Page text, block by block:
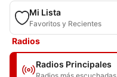
Mi Lista
Favoritos y Recientes
Radios
Radios Principales